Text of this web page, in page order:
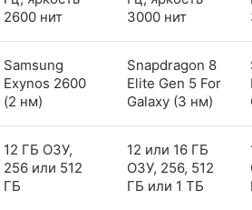
2600 нит
3000 нит
Samsung
Exynos 2600
(2 нм)
Snapdragon 8
Elite Gen 5 For
Galaxy (3 нм)
12 ГБ ОЗУ,
256 или 512
ГБ
12 или 16 ГБ
ОЗУ, 256, 512
ГБ или 1 ТБ